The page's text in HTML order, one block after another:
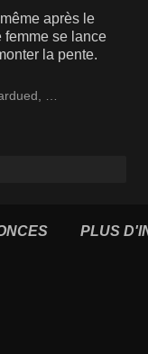
après le
femme se lance
la pente.
,
PLUS